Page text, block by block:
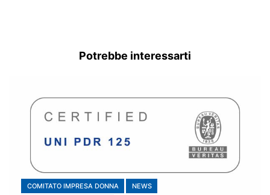
Potrebbe interessarti
COMITATO IMPRESA DONNA
NEWS